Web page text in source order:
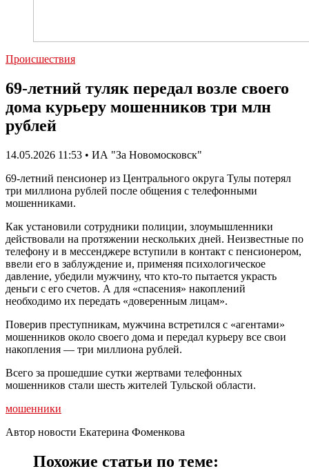
Происшествия
69-летний туляк передал возле своего
дома курьеру мошенников три млн
рублей
14.05.2026 11:53 • ИА "За Новомосковск"
69-летний пенсионер из Центрального округа Тулы потерял
три миллиона рублей после общения с телефонными
мошенниками.
Как установили сотрудники полиции, злоумышленники
действовали на протяжении нескольких дней. Неизвестные по
телефону и в мессенджере вступили в контакт с пенсионером,
ввели его в заблуждение и, применяя психологическое
давление, убедили мужчину, что кто-то пытается украсть
деньги с его счетов. А для «спасения» накоплений
необходимо их передать «доверенным лицам».
Поверив преступникам, мужчина встретился с «агентами»
мошенников около своего дома и передал курьеру все свои
накопления — три миллиона рублей.
Всего за прошедшие сутки жертвами телефонных
мошенников стали шесть жителей Тульской области.
мошенники
Автор новости Екатерина Фоменкова
Похожие статьи по теме: